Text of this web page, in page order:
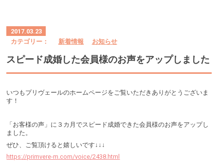
2017.03.23
カテゴリー：
新着情報 お知らせ
スピード成婚した会員様のお声をアップしました
いつもプリヴェールのホームページをご覧いただきありがとうございま
す！
「お客様の声」に３カ月でスピード成婚できた会員様のお声をアップし
ました。
ぜひ、ご覧頂けると嬉しいです↓↓↓
https://primvere-m.com/voice/2438.html